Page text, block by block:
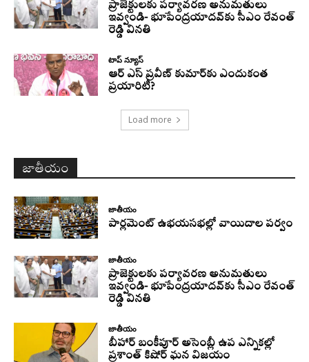
ప్రాజెక్టులకు పర్యావరణ అనుమతులు
ఇవ్వండి- భూపేంద్రయాదవ్‌కు సీఎం రేవంత్‌
రెడ్డి వినతి
టాప్ న్యూస్
ఆర్ ఎస్ ప్రవీణ్ కుమార్‌కు ఎందుకంత
ప్రయారిటీ?
Load more
జాతీయం
జాతీయం
పార్లమెంట్ ఉభయసభల్లో వాయిదాల పర్వం
జాతీయం
ప్రాజెక్టులకు పర్యావరణ అనుమతులు
ఇవ్వండి- భూపేంద్రయాదవ్‌కు సీఎం రేవంత్‌
రెడ్డి వినతి
జాతీయం
బీహార్ బంకీపూర్ అసెంబ్లీ ఉప ఎన్నికల్లో
ప్రశాంత్ కిషోర్ ఘన విజయం